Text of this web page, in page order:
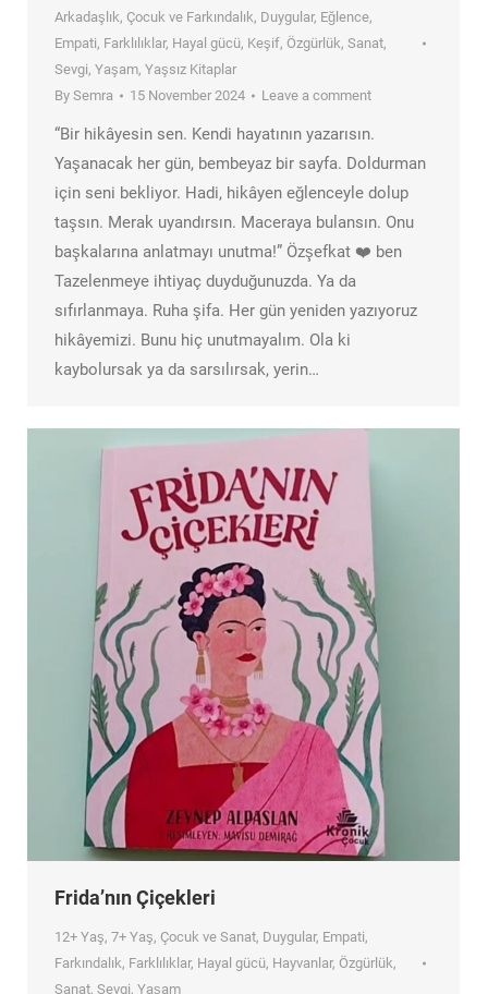
Arkadaşlık, Çocuk ve Farkındalık, Duygular, Eğlence,
Empati, Farklılıklar, Hayal gücü, Keşif, Özgürlük, Sanat,
Sevgi, Yaşam, Yaşsız Kitaplar
By Semra 15 November 2024 Leave a comment
“Bir hikâyesin sen. Kendi hayatının yazarısın.
Yaşanacak her gün, bembeyaz bir sayfa. Doldurman
için seni bekliyor. Hadi, hikâyen eğlenceyle dolup
taşsın. Merak uyandırsın. Maceraya bulansın. Onu
başkalarına anlatmayı unutma!” Özşefkat ❤️ ben
Tazelenmeye ihtiyaç duyduğunuzda. Ya da
sıfırlanmaya. Ruha şifa. Her gün yeniden yazıyoruz
hikâyemizi. Bunu hiç unutmayalım. Ola ki
kaybolursak ya da sarsılırsak, yerin…
Frida’nın Çiçekleri
12+ Yaş, 7+ Yaş, Çocuk ve Sanat, Duygular, Empati,
Farkındalık, Farklılıklar, Hayal gücü, Hayvanlar, Özgürlük,
Sanat, Sevgi, Yaşam